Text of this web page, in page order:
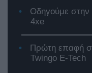
Οδηγούμε στην
4xe
Πρώτη επαφή
Twingo E-Tech